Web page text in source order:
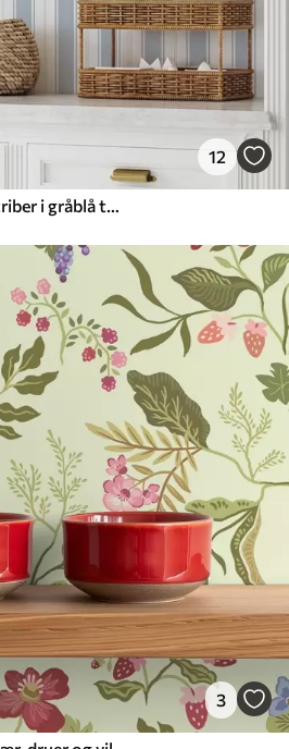
12
Version med gentagne striber i gråblå toner
3